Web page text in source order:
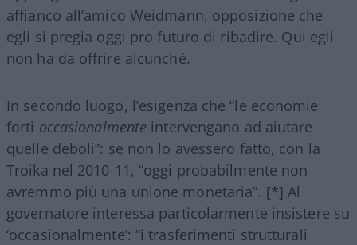
affianco all’amico Weidmann, opposizione che
egli si pregia oggi pro futuro di ribadire. Qui egli
non ha da offrire alcunché.
In secondo luogo, l’esigenza che “le economie
forti occasionalmente intervengano ad aiutare
quelle deboli”: se non lo avessero fatto, con la
Troika nel 2010-11, “oggi probabilmente non
avremmo più una unione monetaria”. [*] Al
governatore interessa particolarmente insistere su
‘occasionalmente’: “i trasferimenti strutturali